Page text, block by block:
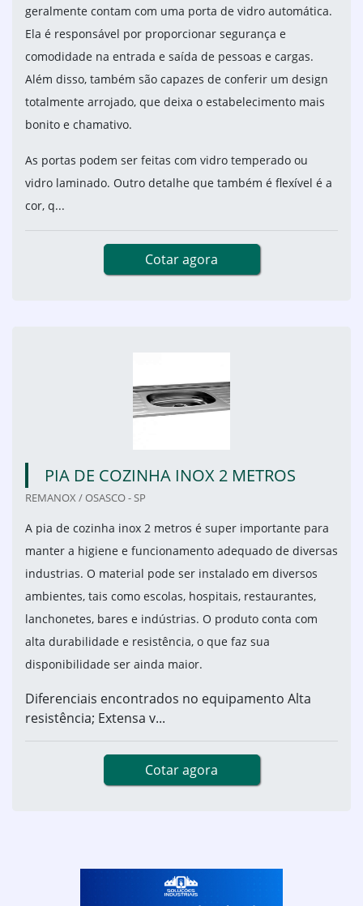
geralmente contam com uma porta de vidro automática.
Ela é responsável por proporcionar segurança e
comodidade na entrada e saída de pessoas e cargas.
Além disso, também são capazes de conferir um design
totalmente arrojado, que deixa o estabelecimento mais
bonito e chamativo.
As portas podem ser feitas com vidro temperado ou
vidro laminado. Outro detalhe que também é flexível é a
cor, q...
Cotar agora
PIA DE COZINHA INOX 2 METROS
REMANOX / OSASCO - SP
A pia de cozinha inox 2 metros é super importante para
manter a higiene e funcionamento adequado de diversas
industrias. O material pode ser instalado em diversos
ambientes, tais como escolas, hospitais, restaurantes,
lanchonetes, bares e indústrias. O produto conta com
alta durabilidade e resistência, o que faz sua
disponibilidade ser ainda maior.
Diferenciais encontrados no equipamento Alta
resistência; Extensa v...
Cotar agora